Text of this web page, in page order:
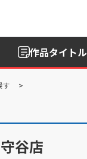
作品タイトル
す
谷店